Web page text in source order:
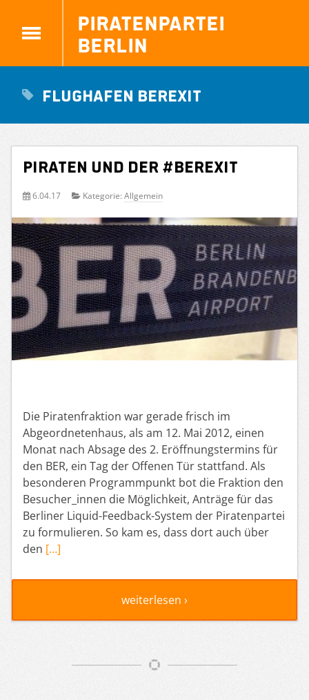
Piratenpartei
Berlin
Flughafen BERexit
PIRATEN und der #BERexit
6.04.17 Kategorie: Allgemein
Die Piratenfraktion war gerade frisch im
Abgeordnetenhaus, als am 12. Mai 2012, einen
Monat nach Absage des 2. Eröffnungstermins für
den BER, ein Tag der Offenen Tür stattfand. Als
besonderen Programmpunkt bot die Fraktion den
Besucher_innen die Möglichkeit, Anträge für das
Berliner Liquid-Feedback-System der Piratenpartei
zu formulieren. So kam es, dass dort auch über
den […]
weiterlesen ›